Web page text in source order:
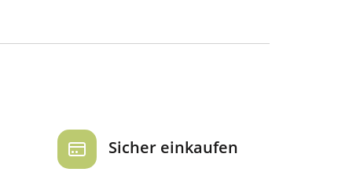
Sicher einkaufen